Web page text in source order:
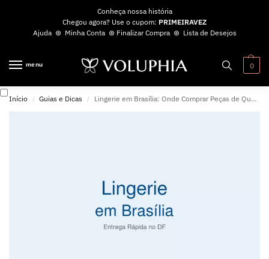
Conheça nossa história
Chegou agora? Use o cupom: PRIMEIRAVEZ
Ajuda⊛ Minha Conta⊛ Finalizar Compra⊛ Lista de Desejos
menu 0
Início / Guias e Dicas / Lingerie em Brasília: Onde Comprar Peças de Qualidade Online